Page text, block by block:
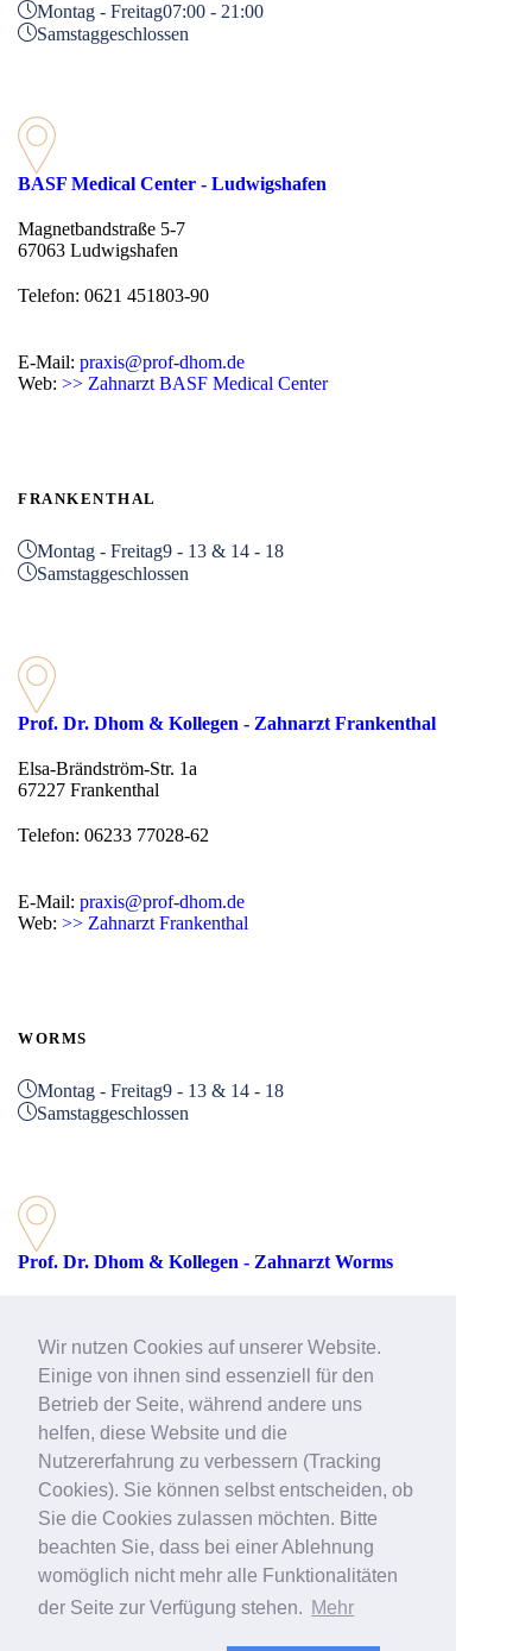
Wir nutzen Cookies auf unserer Website.
Einige von ihnen sind essenziell für den
Betrieb der Seite, während andere uns
helfen, diese Website und die
Nutzererfahrung zu verbessern (Tracking
Cookies). Sie können selbst entscheiden, ob
Sie die Cookies zulassen möchten. Bitte
beachten Sie, dass bei einer Ablehnung
womöglich nicht mehr alle Funktionalitäten
der Seite zur Verfügung stehen. Mehr
Montag - Freitag07:00 - 21:00
Samstaggeschlossen
BASF Medical Center - Ludwigshafen
Magnetbandstraße 5-7
67063 Ludwigshafen
Telefon: 0621 451803-90
E-Mail: praxis@prof-dhom.de
Web: >> Zahnarzt BASF Medical Center
FRANKENTHAL
Montag - Freitag9 - 13 & 14 - 18
Samstaggeschlossen
Prof. Dr. Dhom & Kollegen - Zahnarzt Frankenthal
Elsa-Brändström-Str. 1a
67227 Frankenthal
Telefon: 06233 77028-62
E-Mail: praxis@prof-dhom.de
Web: >> Zahnarzt Frankenthal
WORMS
Montag - Freitag9 - 13 & 14 - 18
Samstaggeschlossen
Prof. Dr. Dhom & Kollegen - Zahnarzt Worms
Telefon: 06241 39512-51
E-Mail:worms@prof-dhom.de
Web:>> Zahnarzt Worms